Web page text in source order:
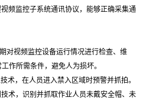
监控子系统通讯协议，能够正确采集通
视频监控设备运行情况进行检查、维
作所需条件，避免人为损坏。
，在人员进入禁入区域时预警并抓拍。
，识别并抓取作业人员未戴安全帽、未